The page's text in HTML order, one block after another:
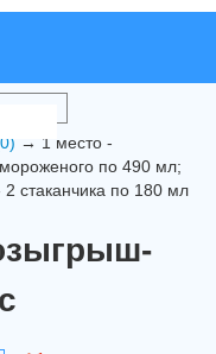
→ 1 место -
по 490 мл;
стаканчика по 180 мл